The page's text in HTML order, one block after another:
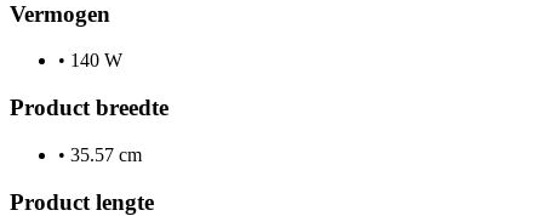
Vermogen
• 140 W
Product breedte
• 35.57 cm
Product lengte